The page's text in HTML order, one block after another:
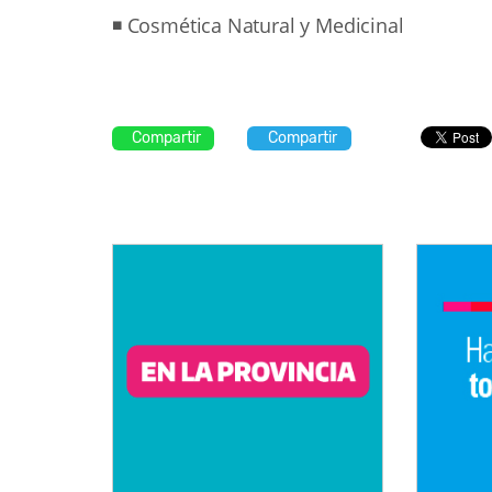
◾ Cosmética Natural y Medicinal
Compartir Compartir